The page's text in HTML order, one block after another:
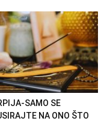
SAMO SE
NA ONO ŠTO